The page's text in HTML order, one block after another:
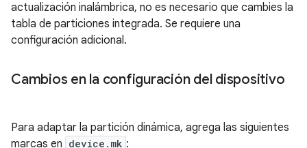
actualización inalámbrica, no es necesario que cambies la
tabla de particiones integrada. Se requiere una
configuración adicional.
Cambios en la configuración del dispositivo
Para adaptar la partición dinámica, agrega las siguientes
marcas en device.mk :